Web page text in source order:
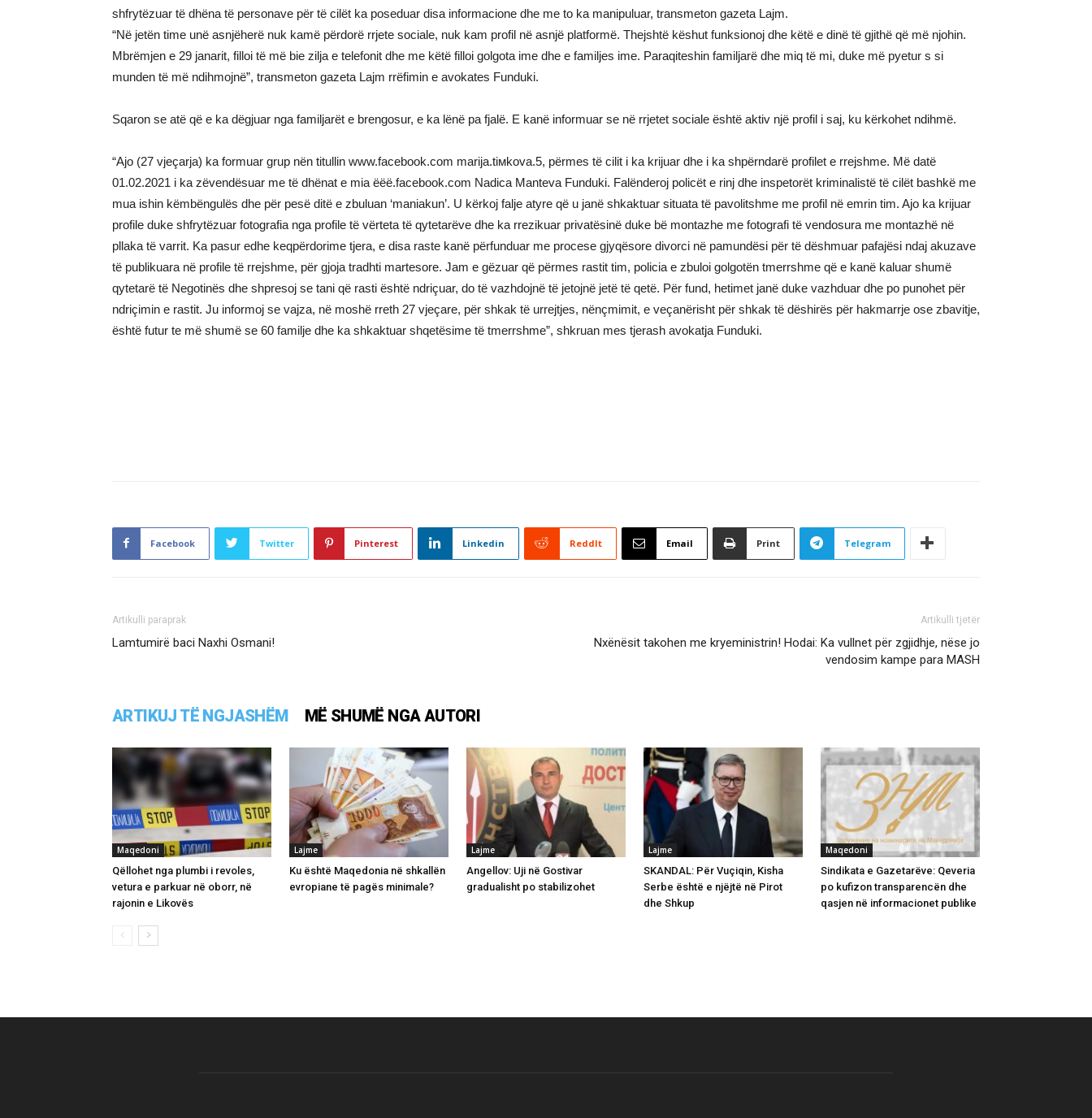
shfrytëzuar të dhëna të personave për të cilët ka poseduar disa informacione dhe me to ka manipuluar, transmeton gazeta Lajm.
“Në jetën time unë asnjëherë nuk kamë përdorë rrjete sociale, nuk kam profil në asnjë platformë. Thejshtë këshut funksionoj dhe këtë e dinë të gjithë që më njohin.
Mbrëmjen e 29 janarit, filloi të më bie zilja e telefonit dhe me këtë filloi golgota ime dhe e familjes ime. Paraqiteshin familjarë dhe miq të mi, duke më pyetur s si
munden të më ndihmojnë”, transmeton gazeta Lajm rrëfimin e avokates Funduki.
Sqaron se atë që e ka dëgjuar nga familjarët e brengosur, e ka lënë pa fjalë. E kanë informuar se në rrjetet sociale është aktiv një profil i saj, ku kërkohet ndihmë.
“Ajo (27 vjeçarja) ka formuar grup nën titullin www.facebook.com marija.tiмkova.5, përmes të cilit i ka krijuar dhe i ka shpërndarë profilet e rrejshme. Më datë
01.02.2021 i ka zëvendësuar me të dhënat e mia ëëë.facebook.com Nadica Manteva Funduki. Falënderoj policët e rinj dhe inspetorët kriminalistë të cilët bashkë me
mua ishin këmbëngulës dhe për pesë ditë e zbuluan ‘maniakun’. U kërkoj falje atyre që u janë shkaktuar situata të pavolitshme me profil në emrin tim. Ajo ka krijuar
profile duke shfrytëzuar fotografia nga profile të vërteta të qytetarëve dhe ka rrezikuar privatësinë duke bë montazhe me fotografi të vendosura me montazhë në
pllaka të varrit. Ka pasur edhe keqpërdorime tjera, e disa raste kanë përfunduar me procese gjyqësore divorci në pamundësi për të dëshmuar pafajësi ndaj akuzave
të publikuara në profile të rrejshme, për gjoja tradhti martesore. Jam e gëzuar që përmes rastit tim, policia e zbuloi golgotën tmerrshme që e kanë kaluar shumë
qytetarë të Negotinës dhe shpresoj se tani që rasti është ndriçuar, do të vazhdojnë të jetojnë jetë të qetë. Për fund, hetimet janë duke vazhduar dhe po punohet për
ndriçimin e rastit. Ju informoj se vajza, në moshë rreth 27 vjeçare, për shkak të urrejtjes, nënçmimit, e veçanërisht për shkak të dëshirës për hakmarrje ose zbavitje,
është futur te më shumë se 60 familje dhe ka shkaktuar shqetësime të tmerrshme”, shkruan mes tjerash avokatja Funduki.
Facebook Twitter Pinterest Linkedin ReddIt Email Print Telegram
Artikulli paraprak
Lamtumirë baci Naxhi Osmani!
Artikulli tjetër
Nxënësit takohen me kryeministrin! Hodai: Ka vullnet për zgjidhje, nëse jo
vendosim kampe para MASH
ARTIKUJ TË NGJASHËM MË SHUMË NGA AUTORI
Maqedoni
Qëllohet nga plumbi i revoles,
vetura e parkuar në oborr, në
rajonin e Likovës
Lajme
Ku është Maqedonia në shkallën
evropiane të pagës minimale?
Lajme
Angellov: Uji në Gostivar
gradualisht po stabilizohet
Lajme
SKANDAL: Për Vuçiqin, Kisha
Serbe është e njëjtë në Pirot
dhe Shkup
Maqedoni
Sindikata e Gazetarëve: Qeveria
po kufizon transparencën dhe
qasjen në informacionet publike